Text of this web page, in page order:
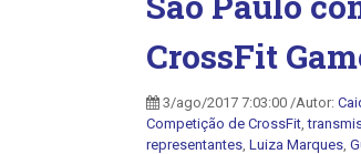
CrossFit
3/ago/2017 7:03:00 /Autor:
Competição de CrossFit,
representantes, Luiza Marques,